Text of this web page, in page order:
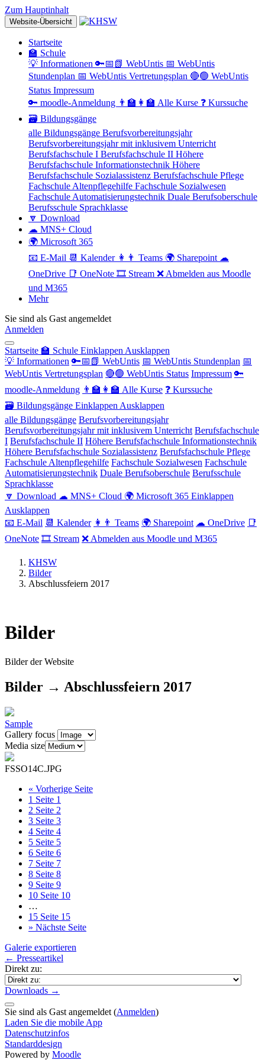
Zum Hauptinhalt
Website-Übersicht
Startseite
🏫 Schule
💡 Informationen 🔑📅📗 WebUntis 📅 WebUntis
Stundenplan 📅 WebUntis Vertretungsplan 🔴🟢 WebUntis
Status Impressum
🔑 moodle-Anmeldung 👨‍🏫👩‍🏫 Alle Kurse ❓ Kurssuche
🗃 Bildungsgänge
alle Bildungsgänge Berufsvorbereitungsjahr
Berufsvorbereitungsjahr mit inklusivem Unterricht
Berufsfachschule I Berufsfachschule II Höhere
Berufsfachschule Informationstechnik Höhere
Berufsfachschule Sozialassistenz Berufsfachschule Pflege
Fachschule Altenpflegehilfe Fachschule Sozialwesen
Fachschule Automatisierungstechnik Duale Berufsoberschule
Berufsschule Sprachklasse
🔽 Download
☁ MNS+ Cloud
🌍 Microsoft 365
📧 E-Mail 📆 Kalender 👩👨 Teams 🌍 Sharepoint ☁
OneDrive 📑 OneNote 🎞 Stream ❌ Abmelden aus Moodle
und M365
Mehr
Sie sind als Gast angemeldet
Anmelden
Startseite 🏫 Schule Einklappen Ausklappen
💡 Informationen 🔑📅📗 WebUntis 📅 WebUntis Stundenplan 📅
WebUntis Vertretungsplan 🔴🟢 WebUntis Status Impressum 🔑
moodle-Anmeldung 👨‍🏫👩‍🏫 Alle Kurse ❓ Kurssuche
🗃 Bildungsgänge Einklappen Ausklappen
alle Bildungsgänge Berufsvorbereitungsjahr
Berufsvorbereitungsjahr mit inklusivem Unterricht Berufsfachschule
I Berufsfachschule II Höhere Berufsfachschule Informationstechnik
Höhere Berufsfachschule Sozialassistenz Berufsfachschule Pflege
Fachschule Altenpflegehilfe Fachschule Sozialwesen Fachschule
Automatisierungstechnik Duale Berufsoberschule Berufsschule
Sprachklasse
🔽 Download ☁ MNS+ Cloud 🌍 Microsoft 365 Einklappen
Ausklappen
📧 E-Mail 📆 Kalender 👩👨 Teams 🌍 Sharepoint ☁ OneDrive 📑
OneNote 🎞 Stream ❌ Abmelden aus Moodle und M365
KHSW
Bilder
Abschlussfeiern 2017
Bilder
Bilder der Website
Bilder → Abschlussfeiern 2017
Sample
Gallery focus
Media size
FSSO14C.JPG
« Vorherige Seite
1 Seite 1
2 Seite 2
3 Seite 3
4 Seite 4
5 Seite 5
6 Seite 6
7 Seite 7
8 Seite 8
9 Seite 9
10 Seite 10
…
15 Seite 15
» Nächste Seite
Galerie exportieren
← Presseartikel
Direkt zu:
Downloads →
Sie sind als Gast angemeldet (Anmelden)
Laden Sie die mobile App
Datenschutzinfos
Standarddesign
Powered by Moodle